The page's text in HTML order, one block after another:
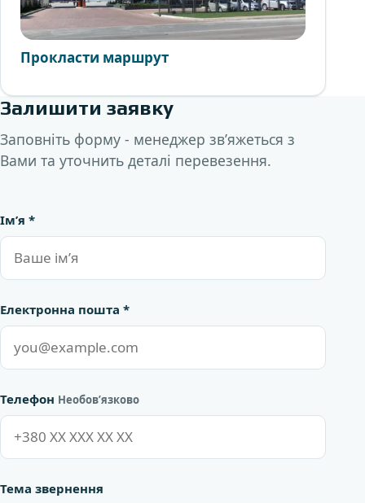
Показати на карті
Прокласти маршрут
Залишити заявку
Заповніть форму - менеджер зв’яжеться з
Вами та уточнить деталі перевезення.
Website
Ім’я *
Електронна пошта *
Телефон Необов’язково
Тема звернення